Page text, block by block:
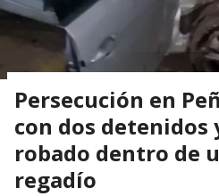
Persecución en
con dos detenidos
robado dentro de
regadío